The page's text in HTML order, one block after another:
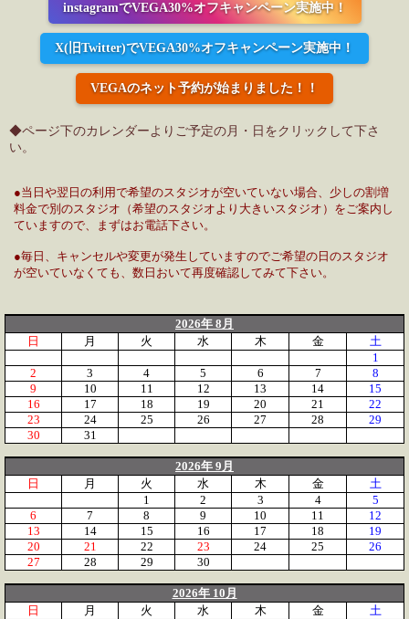
instagramでVEGA30%オフキャンペーン実施中！
X(旧Twitter)でVEGA30%オフキャンペーン実施中！
VEGAのネット予約が始まりました！！
◆ページ下のカレンダーよりご予定の月・日をクリックして下さ
い。
●当日や翌日の利用で希望のスタジオが空いていない場合、少しの割増
料金で別のスタジオ（希望のスタジオより大きいスタジオ）をご案内し
ていますので、まずはお電話下さい。
●毎日、キャンセルや変更が発生していますのでご希望の日のスタジオ
が空いていなくても、数日おいて再度確認してみて下さい。
2026年 8月
日
月 火 水 木 金
土
1
2
3 4 5 6 7
8
9
10 11 12 13 14
15
16
17 18 19 20 21
22
23
24 25 26 27 28
29
30
31
2026年 9月
日
月 火 水 木 金
土
1
2 3 4
5
6
7 8 9 10 11
12
13
14 15 16 17 18
19
20
21 22 23 24 25
26
27
28 29 30
2026年 10月
日
月 火 水 木 金
土